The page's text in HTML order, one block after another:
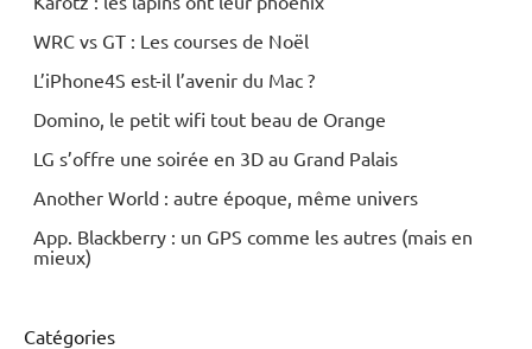
WRC vs GT : Les courses de Noël
L’iPhone4S est-il l’avenir du Mac ?
Domino, le petit wifi tout beau de Orange
LG s’offre une soirée en 3D au Grand Palais
Another World : autre époque, même univers
App. Blackberry : un GPS comme les autres (mais en
mieux)
Catégories